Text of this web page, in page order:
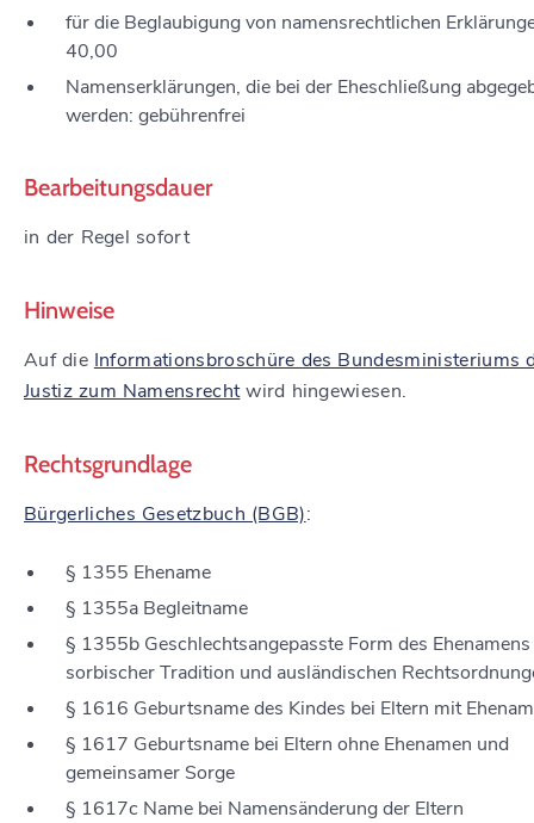
für die Beglaubigung von namensrechtlichen
40,00
Namenserklärungen, die bei der Eheschließung
werden: gebührenfrei
Bearbeitungsdauer
in der Regel sofort
Hinweise
Auf die Informationsbroschüre des Bundesministeriums
Justiz zum Namensrechtwird hingewiesen.
Rechtsgrundlage
Bürgerliches Gesetzbuch (BGB):
§ 1355 Ehename
§ 1355a Begleitname
§ 1355b Geschlechtsangepasste Form des
sorbischer Tradition und ausländischen
§ 1616 Geburtsname des Kindes bei Eltern mit
§ 1617 Geburtsname bei Eltern ohne Ehenamen und
gemeinsamer Sorge
§ 1617c Name bei Namensänderung der Eltern